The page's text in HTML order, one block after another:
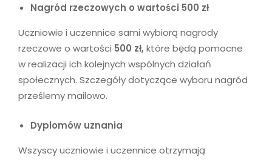
Nagród rzeczowych o wartości 500 zł
Uczniowie i uczennice sami wybiorą nagrody
rzeczowe o wartości 500 zł, które będą pomocne
w realizacji ich kolejnych wspólnych działań
społecznych. Szczegóły dotyczące wyboru nagród
prześlemy mailowo.
Dyplomów uznania
Wszyscy uczniowie i uczennice otrzymają